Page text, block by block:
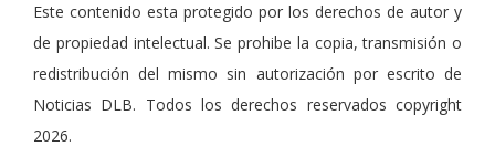
Este contenido esta protegido por los derechos de autor y
de propiedad intelectual. Se prohibe la copia, transmisión o
redistribución del mismo sin autorización por escrito de
Noticias DLB. Todos los derechos reservados copyright
2026.